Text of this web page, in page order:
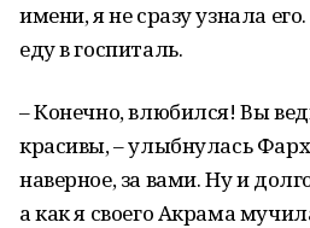
имени, я не сразу узнала
еду в госпиталь.
– Конечно, влюбился! Вы
красивы, – улыбнулась
наверное, за вами. Ну и
а как я своего Акрама